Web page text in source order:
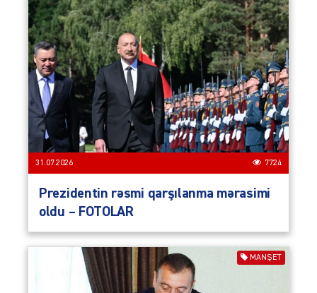
31.07.2026 7724
Prezidentin rəsmi qarşılanma mərasimi
oldu – FOTOLAR
MANŞET